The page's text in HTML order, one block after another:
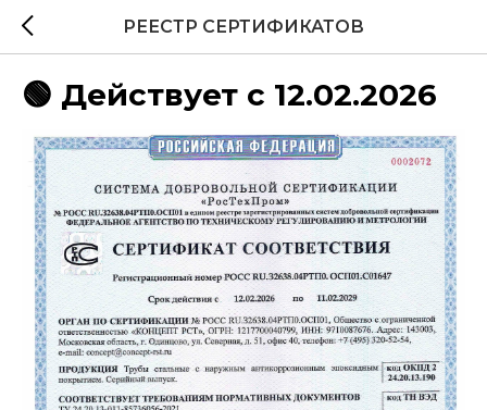
РЕЕСТР СЕРТИФИКАТОВ
🟢 Действует с 12.02.2026